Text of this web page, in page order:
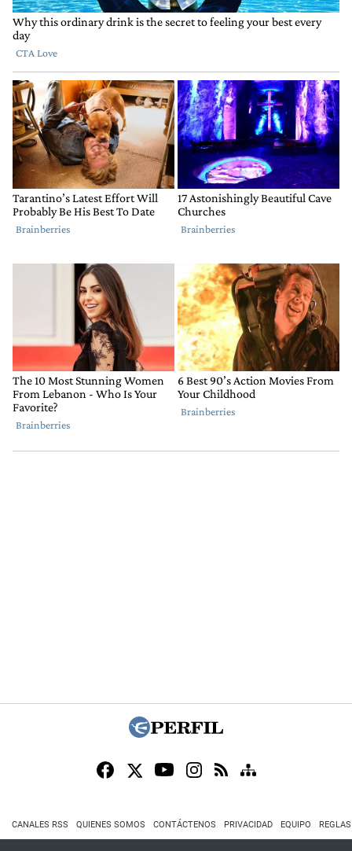
CANALES RSS QUIENES SOMOS CONTÁCTENOS PRIVACIDAD EQUIPO